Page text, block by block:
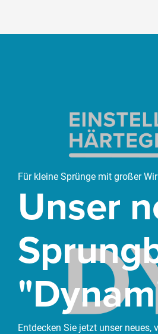
Für kleine Sprünge mit großer
Unser
Entdecken Sie jetzt unser